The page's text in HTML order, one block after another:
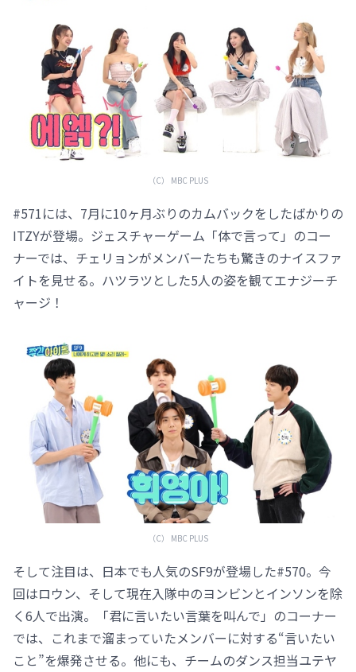
（C） MBC PLUS
#571には、7月に10ヶ月ぶりのカムバックをしたばかりの
ITZYが登場。ジェスチャーゲーム「体で言って」のコー
ナーでは、チェリョンがメンバーたちも驚きのナイスファ
イトを見せる。ハツラツとした5人の姿を観てエナジーチ
ャージ！
（C） MBC PLUS
そして注目は、日本でも人気のSF9が登場した#570。今
回はロウン、そして現在入隊中のヨンビンとインソンを除
く6人で出演。「君に言いたい言葉を叫んで」のコーナー
では、これまで溜まっていたメンバーに対する“言いたい
こと”を爆発させる。他にも、チームのダンス担当ユテヤ